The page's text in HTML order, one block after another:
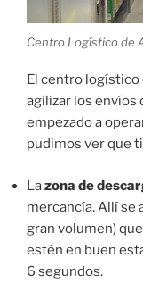
Centro Logístico de
El centro
agilizar los envíos
empezado a
pudimos ver que
Lazona de
mercancía. Allí se
gran volumen)
estén en buen
6 segundos.